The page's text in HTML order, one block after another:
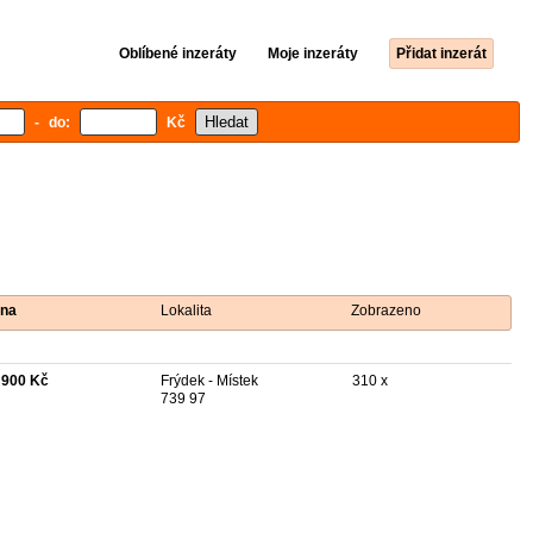
Oblíbené inzeráty Moje inzeráty Přidat inzerát
- do: Kč
Lokalita Zobrazeno
Kč
Frýdek - Místek
739 97
310 x